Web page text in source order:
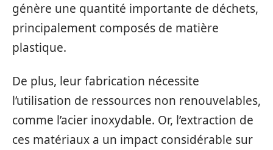
génère une quantité importante de déchets,
principalement composés de matière
plastique.
De plus, leur fabrication nécessite
l’utilisation de ressources non renouvelables,
comme l’acier inoxydable. Or, l’extraction de
ces matériaux a un impact considérable sur